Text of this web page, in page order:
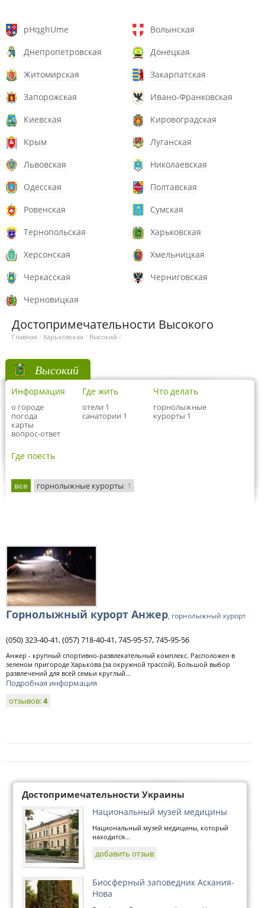
pHqghUme
Волынская
Днепропетровская
Донецкая
Житомирская
Закарпатская
Запорожская
Ивано-Франковская
Киевская
Кировоградская
Крым
Луганская
Львовская
Николаевская
Одесская
Полтавская
Ровенская
Сумская
Тернопольская
Харьковская
Херсонская
Хмельницкая
Черкасская
Черниговская
Черновицкая
Достопримечательности Высокого
Главная / Харьковская / Высокий /
Высокий
Информация
о городе
погода
карты
вопрос-ответ
Где жить
отели 1
санатории 1
Что делать
горнолыжные
курорты 1
Где поесть
все горнолыжные курорты: 1
Горнолыжный курорт Анжер, горнолыжный курорт
(050) 323-40-41, (057) 718-40-41, 745-95-57, 745-95-56
Анжер - крупный спортивно-развлекательный комплекс. Расположен в
зеленом пригороде Харькова (за окружной трассой). Большой выбор
развлечений для всей семьи круглый...
Подробная информация
отзывов:4
Достопримечательности Украины
Национальный музей медицины
Национальный музей медицины, который
находится...
добавить отзыв
Биосферный заповедник Аскания-
Нова